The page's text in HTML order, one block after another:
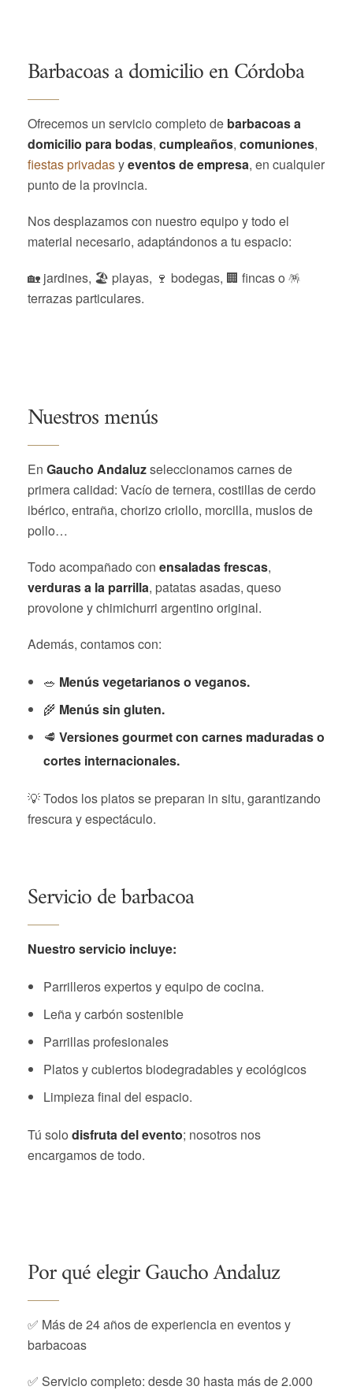
Barbacoas a domicilio en Córdoba
Ofrecemos un servicio completo de barbacoas a
domicilio para bodas, cumpleaños, comuniones,
fiestas privadasyeventos de empresa, en cualquier
punto de la provincia.
Nos desplazamos con nuestro equipo y todo el
material necesario, adaptándonos a tu espacio:
🏡 jardines, 🏖️ playas, 🍷 bodegas, 🏢 fincas o 🪅
terrazas particulares.
Nuestros menús
En Gaucho Andaluzseleccionamos carnes de
primera calidad: Vacío de ternera, costillas de cerdo
ibérico, entraña, chorizo criollo, morcilla, muslos de
pollo…
Todo acompañado con ensaladas frescas,
verduras a la parrilla, patatas asadas, queso
provolone y chimichurri argentino original.
Además, contamos con:
🥗 Menús vegetarianos o veganos.
🌾 Menús sin gluten.
🥩 Versiones gourmet con carnes maduradas o
cortes internacionales.
💡 Todos los platos se preparan in situ, garantizando
frescura y espectáculo.
Servicio de barbacoa
Nuestro servicio incluye:
Parrilleros expertos y equipo de cocina.
Leña y carbón sostenible
Parrillas profesionales
Platos y cubiertos biodegradables y ecológicos
Limpieza final del espacio.
Tú solo disfruta del evento; nosotros nos
encargamos de todo.
Por qué elegir Gaucho Andaluz
✅ Más de 24 años de experiencia en eventos y
barbacoas
✅ Servicio completo: desde 30 hasta más de 2.000